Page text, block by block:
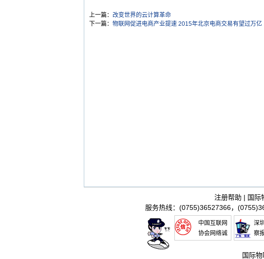
上一篇： 改变世界的云计算革命
下一篇： 物联网促进电商产业提速 2015年北京电商交易有望过万亿
注册帮助 | 国际
服务热线：(0755)36527366，
中国互联网
协会网络诚
深
察
国际物